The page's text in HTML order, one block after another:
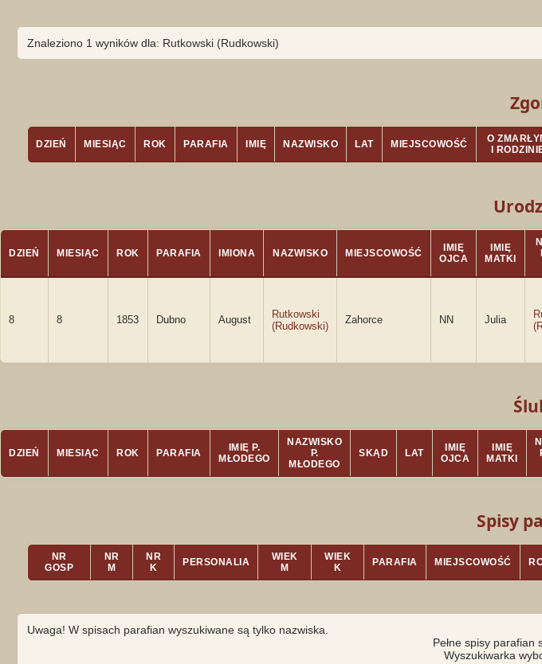
Znaleziono 1 wyników dla: Rutkowski (Rudkowski)
DZIEŃ MIESIĄC ROK PARAFIA IMIĘ NAZWISKO LAT MIEJSCOWOŚĆ
O
I
DZIEŃ MIESIĄC ROK PARAFIA IMIONA NAZWISKO MIEJSCOWOŚĆ
IMIĘ
OJCA
IMIĘ
MATKI
8 8 1853 Dubno August
Rutkowski
(Rudkowski)
Zahorce NN Julia
DZIEŃ MIESIĄC ROK PARAFIA
IMIĘ P.
MŁODEGO
NAZWISKO
P.
MŁODEGO
SKĄD LAT
IMIĘ
OJCA
IMIĘ
MATKI
Spisy
NR
GOSP
NR
M
NR
K
PERSONALIA
WIEK
M
WIEK
K
PARAFIA MIEJSCOWOŚĆ
Uwaga! W spisach parafian wyszukiwane są tylko nazwiska.
Pełne spisy
Wyszukiwarka